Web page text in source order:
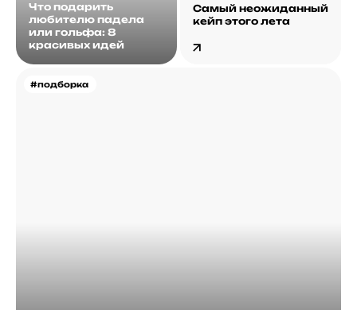
Что подарить
любителю падела
или гольфа: 8
красивых идей
#подборка
Самый неожиданный
кейп этого лета